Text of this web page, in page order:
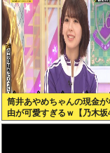
筒井あやめちゃんの現金が
由が可愛すぎるｗ【乃木坂